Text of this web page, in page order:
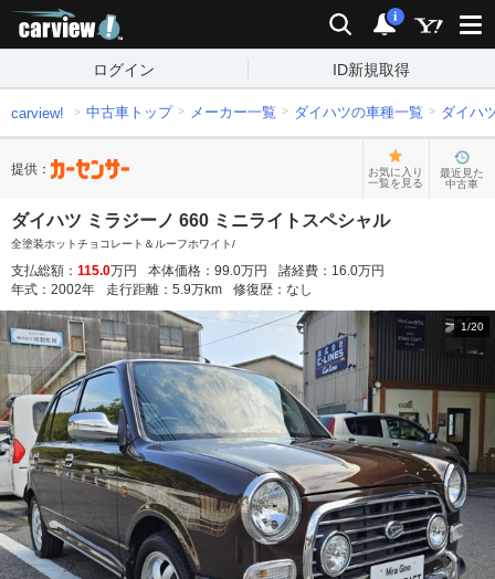
検索 通知
i
ログイン ID新規取得
carview! 中古車トップ メーカー一覧 ダイハツの車種一覧 ダイハ
提供：
お気に入り
一覧を見る
最近見た
中古車
ダイハツ ミラジーノ 660 ミニライトスペシャル
全塗装ホットチョコレート＆ルーフホワイト/
支払総額： 115.0万円 本体価格： 99.0万円 諸経費： 16.0万円
年式： 2002年 走行距離： 5.9万km 修復歴： なし
1/20